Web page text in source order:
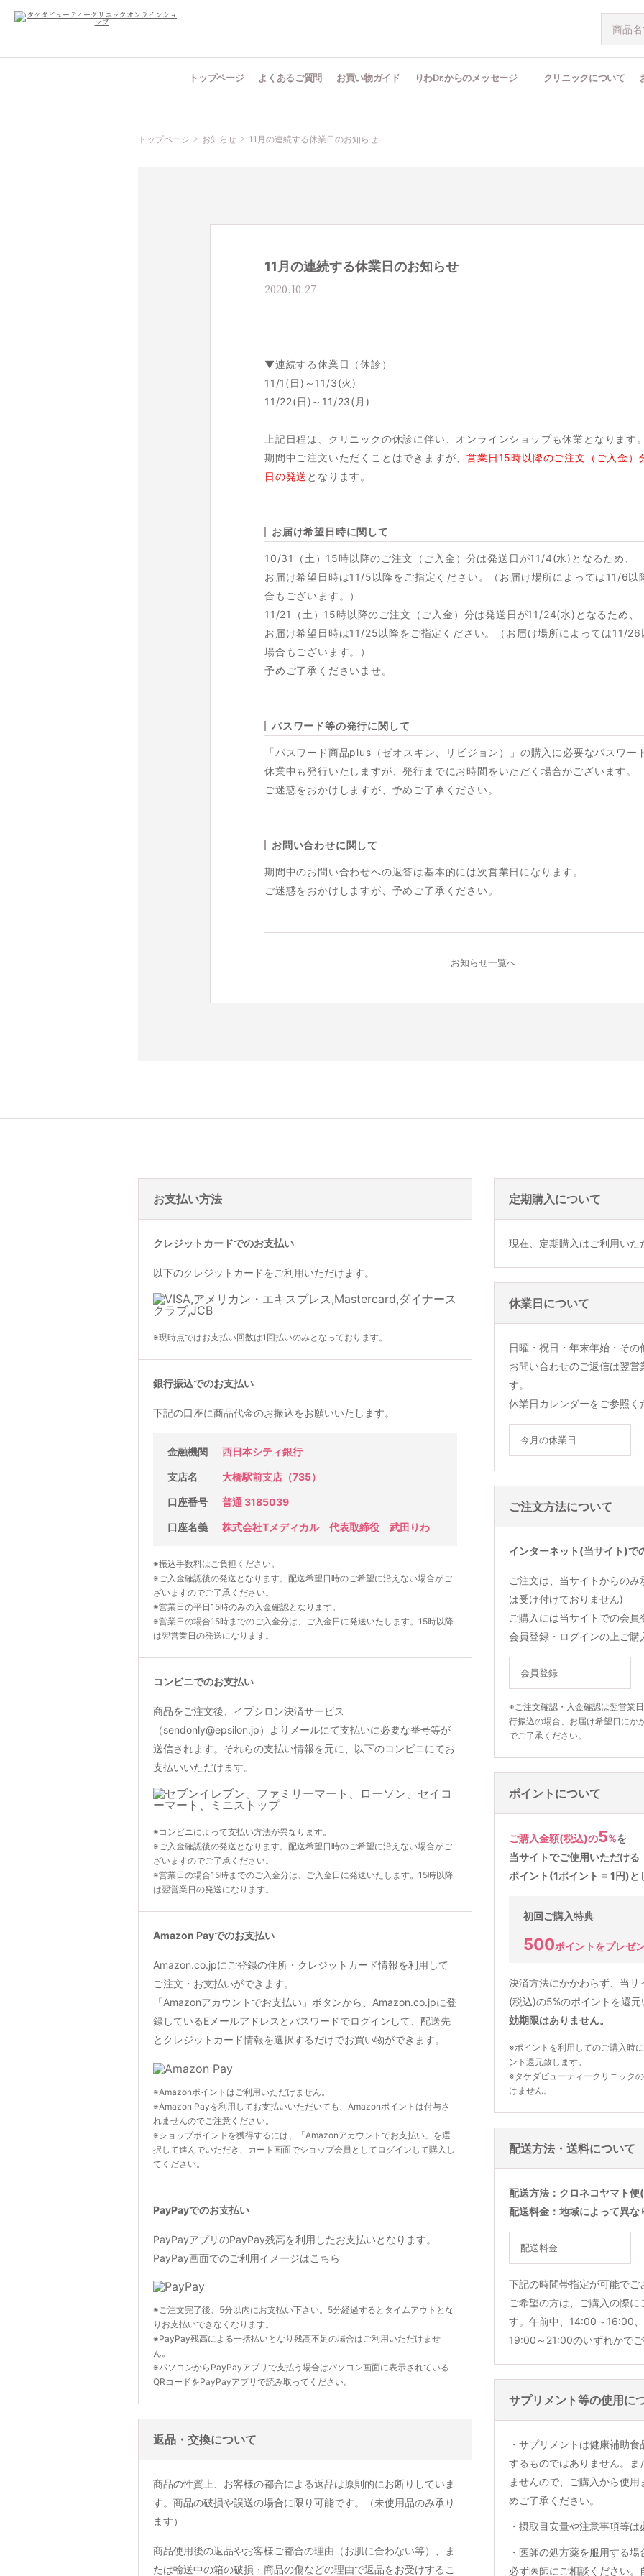
トップページ よくあるご質問 お買い物ガイド りわDr.からのメッセージ クリニックについて
トップページ お知らせ 11月の連続する休業日のお知らせ
11月の連続する休業日のお知らせ
2020.10.27
▼連続する休業日（休診）
11/1(日)～11/3(火)
11/22(日)～11/23(月)
上記日程は、クリニックの休診に伴い、オンラインショップも休業となります
期間中ご注文いただくことはできますが、営業日15時以降のご注文（ご入金）
日の発送 となります。
お届け希望日時に関して
10/31（土）15時以降のご注文（ご入金）分は発送日が11/4(水)となるため、
お届け希望日時は11/5以降をご指定ください。（お届け場所によっては11/6以
合もございます。）
11/21（土）15時以降のご注文（ご入金）分は発送日が11/24(水)となるため、
お届け希望日時は11/25以降をご指定ください。（お届け場所によっては11/26
場合もございます。）
予めご了承くださいませ。
パスワード等の発行に関して
「パスワード商品plus（ゼオスキン、リビジョン）」の購入に必要なパスワー
休業中も発行いたしますが、発行までにお時間をいただく場合がございます。
ご迷惑をおかけしますが、予めご了承ください。
お問い合わせに関して
期間中のお問い合わせへの返答は基本的には次営業日になります。
ご迷惑をおかけしますが、予めご了承ください。
お知らせ一覧へ
お支払い方法
クレジットカードでのお支払い
以下のクレジットカードをご利用いただけます。
※現時点ではお支払い回数は1回払いのみとなっております。
銀行振込でのお支払い
下記の口座に商品代金のお振込をお願いいたします。
金融機関 西日本シティ銀行
支店名 大橋駅前支店（735）
口座番号 普通 3185039
口座名義 株式会社Tメディカル 代表取締役 武田りわ
※振込手数料はご負担ください。
※ご入金確認後の発送となります。配送希望日時のご希望に沿えない場合がご
ざいますのでご了承ください。
※営業日の平日15時のみの入金確認となります。
※営業日の場合15時までのご入金分は、ご入金日に発送いたします。15時以降
は翌営業日の発送になります。
コンビニでのお支払い
商品をご注文後、イプシロン決済サービス
（sendonly@epsilon.jp）よりメールにて支払いに必要な番号等が
送信されます。それらの支払い情報を元に、以下のコンビニにてお
支払いいただけます。
※コンビニによって支払い方法が異なります。
※ご入金確認後の発送となります。配送希望日時のご希望に沿えない場合がご
ざいますのでご了承ください。
※営業日の場合15時までのご入金分は、ご入金日に発送いたします。15時以降
は翌営業日の発送になります。
Amazon Payでのお支払い
Amazon.co.jpにご登録の住所・クレジットカード情報を利用して
ご注文・お支払いができます。
「Amazonアカウントでお支払い」ボタンから、Amazon.co.jpに登
録しているEメールアドレスとパスワードでログインして、配送先
とクレジットカード情報を選択するだけでお買い物ができます。
※Amazonポイントはご利用いただけません。
※Amazon Payを利用してお支払いいただいても、Amazonポイントは付与さ
れませんのでご注意ください。
※ショップポイントを獲得するには、「Amazonアカウントでお支払い」を選
択して進んでいただき、カート画面でショップ会員としてログインして購入し
てください。
PayPayでのお支払い
PayPayアプリのPayPay残高を利用したお支払いとなります。
PayPay画面でのご利用イメージはこちら
※ご注文完了後、5分以内にお支払い下さい。5分経過するとタイムアウトとな
りお支払いできなくなります。
※PayPay残高による一括払いとなり残高不足の場合はご利用いただけませ
ん。
※パソコンからPayPayアプリで支払う場合はパソコン画面に表示されている
QRコードをPayPayアプリで読み取ってください。
返品・交換について
商品の性質上、お客様の都合による返品は原則的にお断りしていま
す。商品の破損や誤送の場合に限り可能です。（未使用品のみ承り
ます）
商品使用後の返品やお客様ご都合の理由（お肌に合わない等）、ま
たは輸送中の箱の破損・商品の傷などの理由で返品をお受けするこ
定期購入について
現在、定期購入はご利用い
休業日について
日曜・祝日・年末年始・そ
お問い合わせのご返信は翌
す。
休業日カレンダーをご参照く
今月の休業日
ご注文方法について
インターネット(当サイト)で
ご注文は、当サイトからの
は受け付けておりません)
ご購入には当サイトでの会
会員登録・ログインの上ご購
会員登録
※ご注文確認・入金確認は翌営業
行振込の場合、お届け希望日にか
でご了承ください。
ポイントについて
ご購入金額(税込)の5%を
当サイトでご使用いただける
ポイント(1ポイント = 1円)と
初回ご購入特典
500ポイントをプレゼ
決済方法にかかわらず、当
(税込)の5%のポイントを還
効期限はありません。
※ポイントを利用してのご購入時
ント還元致します。
※タケダビューティークリニック
けません。
配送方法・送料について
配送方法
クロネコヤマト
配送料金
地域によって異な
配送料金
下記の時間帯指定が可能でご
ご希望の方は、ご購入の際
す。午前中、14:00～16:00
19:00～21:00のいずれかで
サプリメント等の使用に
・サプリメントは健康補助
するものではありません。
ませんので、ご購入から使
めご了承ください。
・摂取目安量や注意事項等
・医師の処方薬を服用する
必ず医師にご相談ください